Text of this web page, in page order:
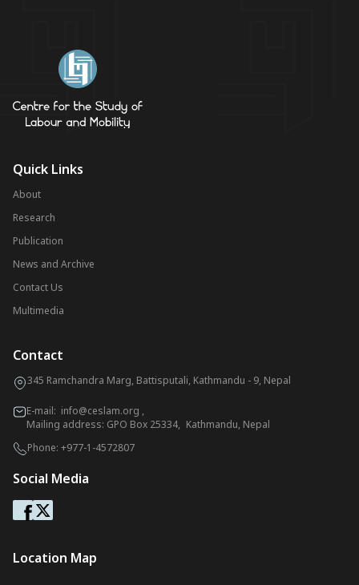
Quick Links
About
Research
Publication
News and Archive
Contact Us
Multimedia
Contact
345 Ramchandra Marg, Battisputali, Kathmandu - 9, Nepal
E-mail: info@ceslam.org ,
Mailing address: GPO Box 25334, Kathmandu, Nepal
Phone: +977-1-4572807
Social Media
Location Map